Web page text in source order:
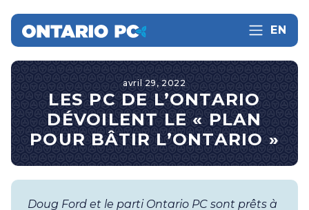
EN
avril 29, 2022
LES PC DE L’ONTARIO
DÉVOILENT LE « PLAN
POUR BÂTIR L’ONTARIO »
Doug Ford et le parti Ontario PC sont prêts à